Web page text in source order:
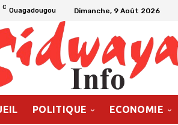
C Ouagadougou Dimanche, 9 Août 2026
POLITIQUE ECONOMIE